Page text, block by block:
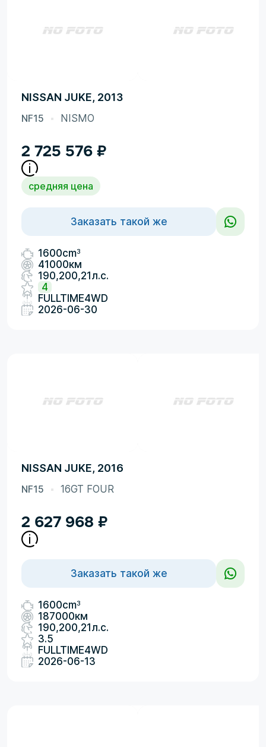
NISSAN JUKE, 2013
NF15 NISMO
2 725 576 ₽
средняя цена
Заказать такой же
1600cm3
41000км
190,200,21л.с.
4
FULLTIME4WD
2026-06-30
NISSAN JUKE, 2016
NF15 16GT FOUR
2 627 968 ₽
Заказать такой же
1600cm3
187000км
190,200,21л.с.
3.5
FULLTIME4WD
2026-06-13